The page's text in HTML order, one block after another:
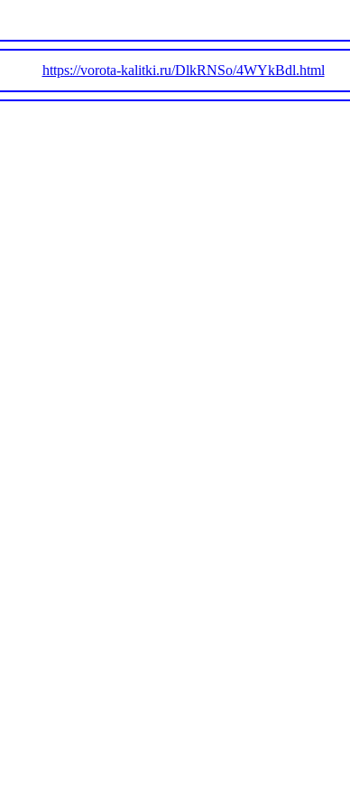
https://vorota-kalitki.ru/DlkRNSo/4WYkBdl.html